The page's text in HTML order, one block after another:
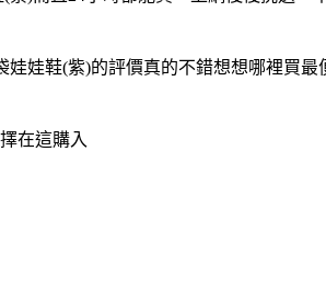
娃鞋(紫)的評價真的不錯想想哪裡買
在這購入